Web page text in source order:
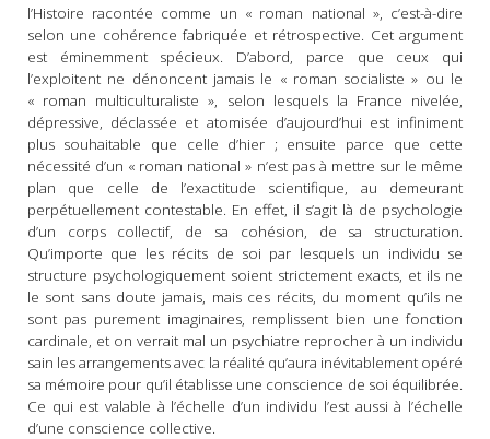
l’Histoire racontée comme un « roman national », c’est-à-dire
selon une cohérence fabriquée et rétrospective. Cet argument
est éminemment spécieux. D’abord, parce que ceux qui
l’exploitent ne dénoncent jamais le « roman socialiste » ou le
« roman multiculturaliste », selon lesquels la France nivelée,
dépressive, déclassée et atomisée d’aujourd’hui est infiniment
plus souhaitable que celle d’hier ; ensuite parce que cette
nécessité d’un « roman national » n’est pas à mettre sur le même
plan que celle de l’exactitude scientifique, au demeurant
perpétuellement contestable. En effet, il s’agit là de psychologie
d’un corps collectif, de sa cohésion, de sa structuration.
Qu’importe que les récits de soi par lesquels un individu se
structure psychologiquement soient strictement exacts, et ils ne
le sont sans doute jamais, mais ces récits, du moment qu’ils ne
sont pas purement imaginaires, remplissent bien une fonction
cardinale, et on verrait mal un psychiatre reprocher à un individu
sain les arrangements avec la réalité qu’aura inévitablement opéré
sa mémoire pour qu’il établisse une conscience de soi équilibrée.
Ce qui est valable à l’échelle d’un individu l’est aussi à l’échelle
d’une conscience collective.